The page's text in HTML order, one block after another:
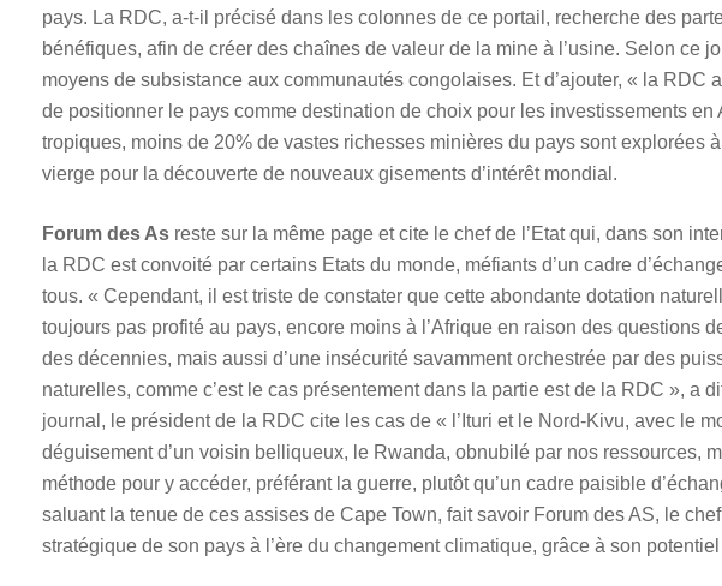
pays. La RDC, a-t-il précisé dans les colonnes de ce portail, recherche des
bénéfiques, afin de créer des chaînes de valeur de la mine à l’usine. Selon ce
moyens de subsistance aux communautés congolaises. Et d’ajouter, « la RDC
de positionner le pays comme destination de choix pour les investissements en
tropiques, moins de 20% de vastes richesses minières du pays sont explorées
vierge pour la découverte de nouveaux gisements d’intérêt mondial.
Forum des As reste sur la même page et cite le chef de l’Etat qui, dans son
la RDC est convoité par certains Etats du monde, méfiants d’un cadre
tous. « Cependant, il est triste de constater que cette abondante dotation
toujours pas profité au pays, encore moins à l’Afrique en raison des questions
des décennies, mais aussi d’une insécurité savamment orchestrée par des
naturelles, comme c’est le cas présentement dans la partie est de la RDC », a
journal, le président de la RDC cite les cas de « l’Ituri et le Nord-Kivu, avec le
déguisement d’un voisin belliqueux, le Rwanda, obnubilé par nos ressources,
méthode pour y accéder, préférant la guerre, plutôt qu’un cadre paisible
saluant la tenue de ces assises de Cape Town, fait savoir Forum des AS, le
stratégique de son pays à l’ère du changement climatique, grâce à son